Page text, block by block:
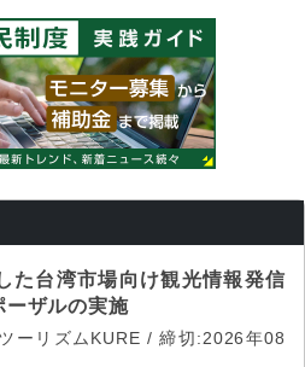
た台湾市場向け観光情報発信
ーザルの実施
ーリズムKURE / 締切:2026年08